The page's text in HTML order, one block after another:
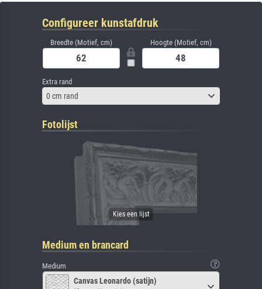
Configureer kunstafdruk
Breedte (Motief, cm) Hoogte (Motief, cm)
Extra rand
0 cm rand
Fotolijst
Medium en brancard
Medium
Canvas Leonardo (satijn)